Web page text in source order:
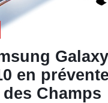
Galaxy
en
des Champs